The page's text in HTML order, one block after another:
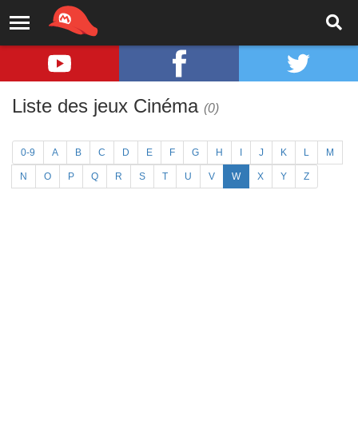
Liste des jeux Cinéma (0)
0-9 A B C D E F G H J K L M
N O P Q R S T U V W X Y Z